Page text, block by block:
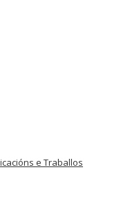
e Traballos